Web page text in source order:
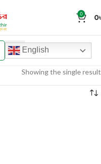
0 0
English
Showing the single result